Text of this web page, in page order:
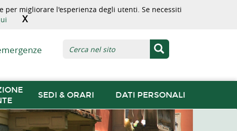
per migliorare l'esperienza degli utenti. Se necessiti
X
SEDI & ORARI DATI PERSONALI